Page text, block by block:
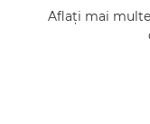
Aflaţi mai